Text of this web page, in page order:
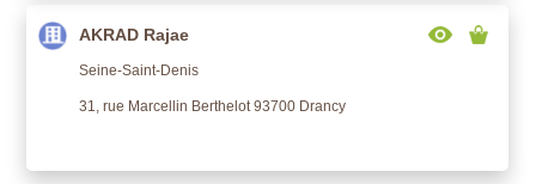
AKRAD Rajae
Seine-Saint-Denis
31, rue Marcellin Berthelot 93700 Drancy